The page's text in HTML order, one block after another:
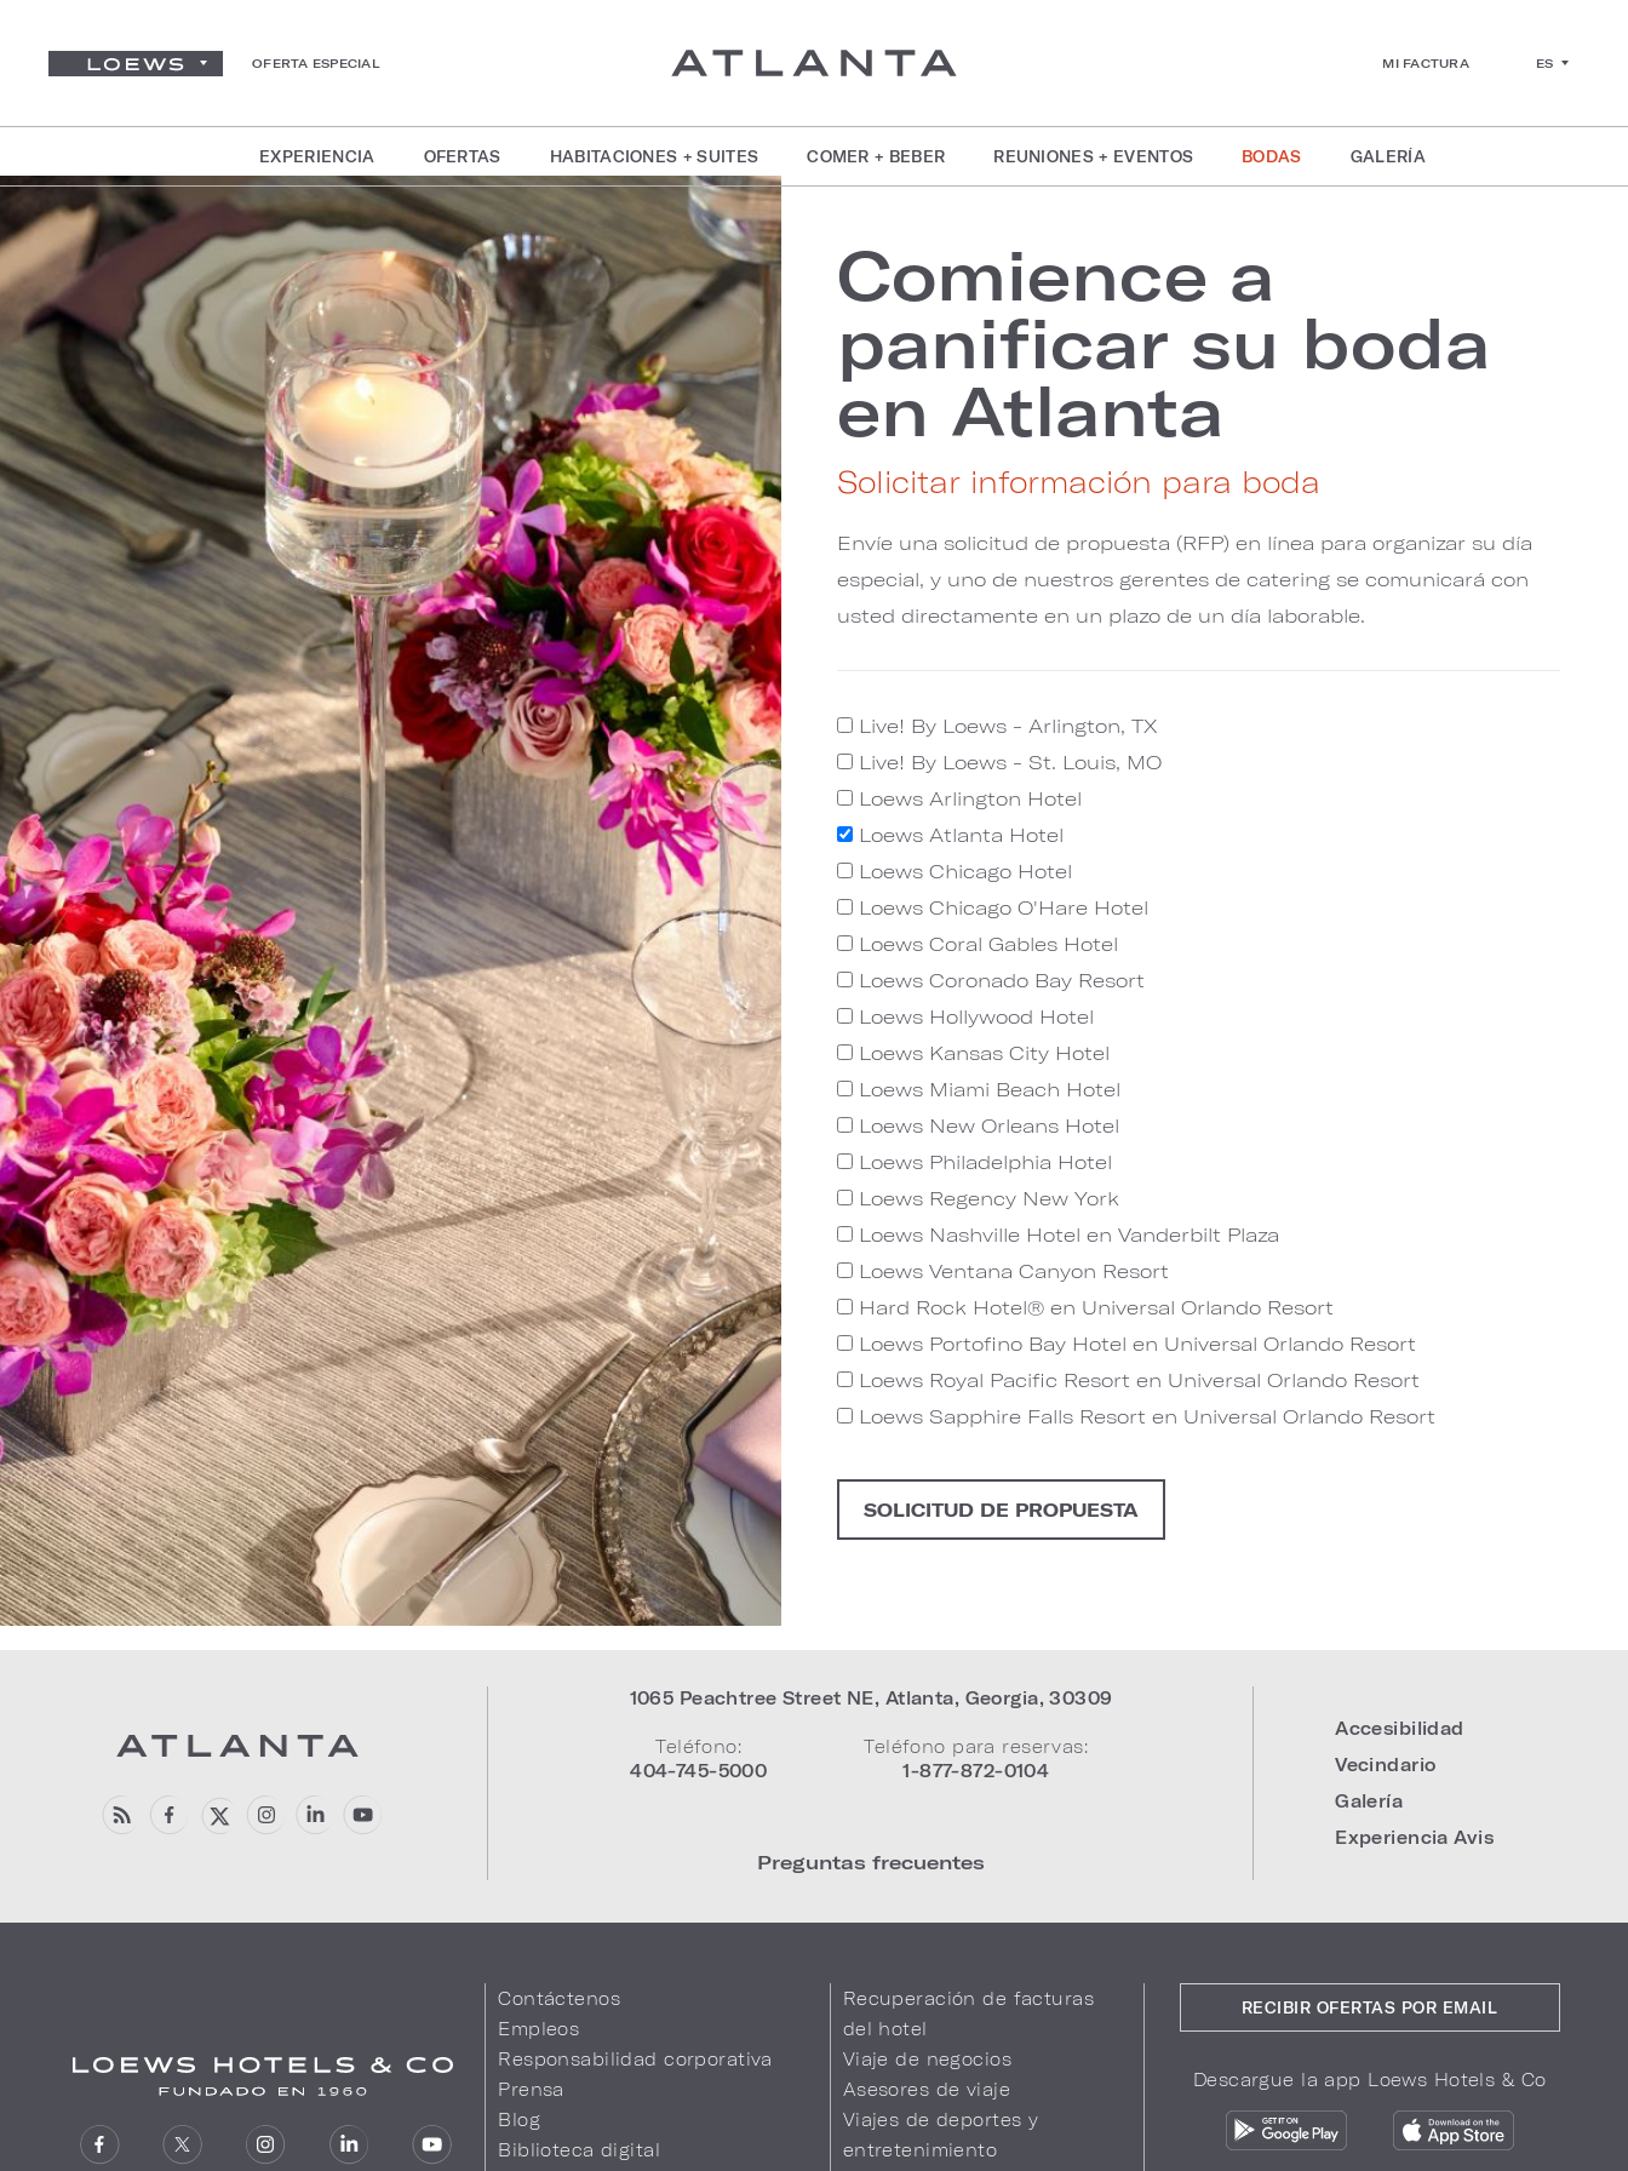
OFERTA ESPECIAL MI FACTURA ES
EXPERIENCIA OFERTAS HABITACIONES + SUITES COMER + BEBER REUNIONES + EVENTOS BODAS GALERÍA
Comience a
panificar su boda
en Atlanta
Solicitar información para boda
Envíe una solicitud de propuesta (RFP) en línea para organizar su día
especial, y uno de nuestros gerentes de catering se comunicará con
usted directamente en un plazo de un día laborable.
Live! By Loews - Arlington, TX
Live! By Loews - St. Louis, MO
Loews Arlington Hotel
Loews Atlanta Hotel
Loews Chicago Hotel
Loews Chicago O'Hare Hotel
Loews Coral Gables Hotel
Loews Coronado Bay Resort
Loews Hollywood Hotel
Loews Kansas City Hotel
Loews Miami Beach Hotel
Loews New Orleans Hotel
Loews Philadelphia Hotel
Loews Regency New York
Loews Nashville Hotel en Vanderbilt Plaza
Loews Ventana Canyon Resort
Hard Rock Hotel® en Universal Orlando Resort
Loews Portofino Bay Hotel en Universal Orlando Resort
Loews Royal Pacific Resort en Universal Orlando Resort
Loews Sapphire Falls Resort en Universal Orlando Resort
SOLICITUD DE PROPUESTA
1065 Peachtree Street NE, Atlanta, Georgia,30309
Teléfono:
404-745-5000
Teléfono para reservas:
1-877-872-0104
Preguntas frecuentes
Accesibilidad
Vecindario
Galería
Experiencia Avis
Contáctenos
Empleos
Responsabilidad corporativa
Prensa
Blog
Biblioteca digital
Recuperación de facturas
del hotel
Viaje de negocios
Asesores de viaje
Viajes de deportes y
entretenimiento
RECIBIR OFERTAS POR EMAIL
Descargue la app Loews Hotels & Co